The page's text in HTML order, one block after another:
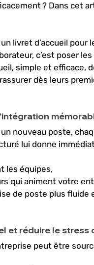
? Dans cet
livret d’accueil pour
c’est poser
simple et efficace,
dès leurs
nouveau poste,
lui donne
les équipes,
qui animent votre
de poste plus fluide
et réduire le stress
peut être